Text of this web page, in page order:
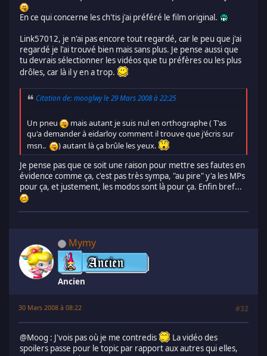
En ce qui concerne les ch'tis j'ai préféré le film original.
Link57012, je n'ai pas encore tout regardé, car le peu que j'ai
regardé je l'ai trouvé bien mais sans plus. Je pense aussi que
tu devrais sélectionner les vidéos que tu préfères ou les plus
drôles, car là il y en a trop.
Citation de: mooglwy le 29 Mars 2008 à 22:25
Un pneu
mais autant je suis nul en orthographe ( T'as
qu'a demander à eidarloy comment il trouve que j'écris sur
msn..
) autant là ça brûle les yeux.
Je pense pas que ce soit une raison pour mettre ses fautes en
évidence comme ça, c'est pas très sympa, "au pire" y'a les MPs
pour ça, et justement, les modos sont là pour ça. Enfin bref...
Mymy
Ancien
30 Mars 2008 à 08:22 #32
@Moog : J'vois pas où je me contredis
La vidéo des
spoilers passe pour le topic par rapport aux autres qui elles,